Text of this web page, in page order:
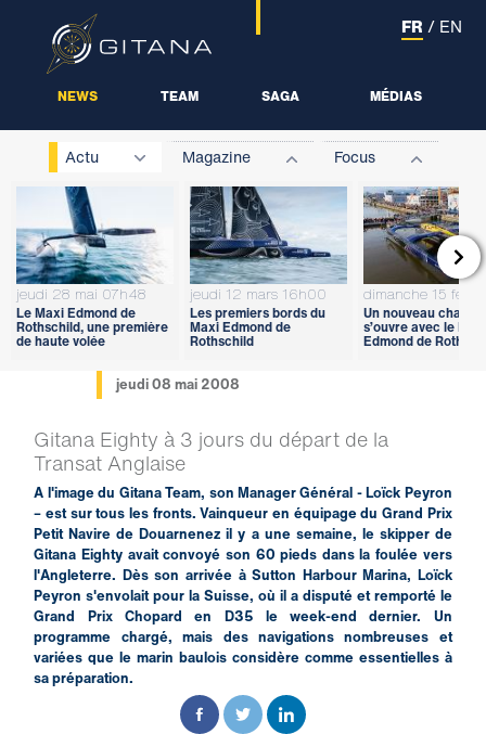
NEWS TEAM SAGA MÉDIAS
FR / EN
Actu Magazine Focus
jeudi 28 mai 07h48
Le Maxi Edmond de
Rothschild, une première
de haute volée
jeudi 12 mars 16h00
Les premiers bords du
Maxi Edmond de
Rothschild
dimanche 15
Un nouveau
s’ouvre avec le Maxi
Edmond de

jeudi 08 mai 2008
Gitana Eighty à 3 jours du départ de la
Transat Anglaise
A l'image du Gitana Team, son Manager Général - Loïck Peyron
– est sur tous les fronts. Vainqueur en équipage du Grand Prix
Petit Navire de Douarnenez il y a une semaine, le skipper de
Gitana Eighty avait convoyé son 60 pieds dans la foulée vers
l'Angleterre. Dès son arrivée à Sutton Harbour Marina, Loïck
Peyron s'envolait pour la Suisse, où il a disputé et remporté le
Grand Prix Chopard en D35 le week-end dernier. Un
programme chargé, mais des navigations nombreuses et
variées que le marin baulois considère comme essentielles à
sa préparation.